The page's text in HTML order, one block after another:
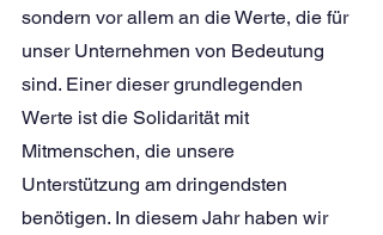
sondern vor allem an die Werte, die für
unser Unternehmen von Bedeutung
sind. Einer dieser grundlegenden
Werte ist die Solidarität mit
Mitmenschen, die unsere
Unterstützung am dringendsten
benötigen. In diesem Jahr haben wir